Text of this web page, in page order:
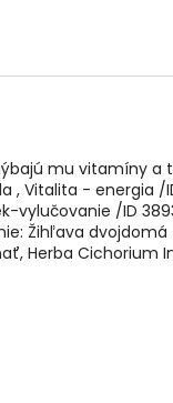
mu vitamíny
, Vitalita - energia
/ID
Žihľava
Herba Cichorium